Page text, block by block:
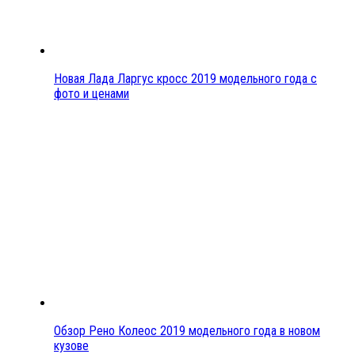
Новая Лада Ларгус кросс 2019 модельного года с
фото и ценами
Обзор Рено Колеос 2019 модельного года в новом
кузове